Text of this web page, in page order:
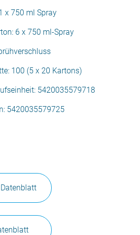
x 750 ml Spray
6 x 750 ml-Spray
100 (5 x 20 Kartons)
5420035579718
5420035579725